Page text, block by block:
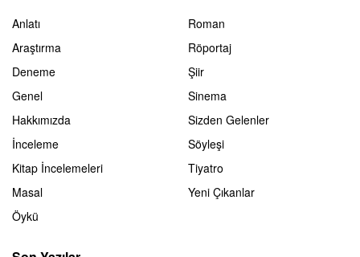
Anlatı
Araştırma
Deneme
Genel
Hakkımızda
İnceleme
Kitap İncelemeleri
Masal
Öykü
Roman
Röportaj
Şiir
Sinema
Sizden Gelenler
Söyleşi
Tiyatro
Yeni Çıkanlar